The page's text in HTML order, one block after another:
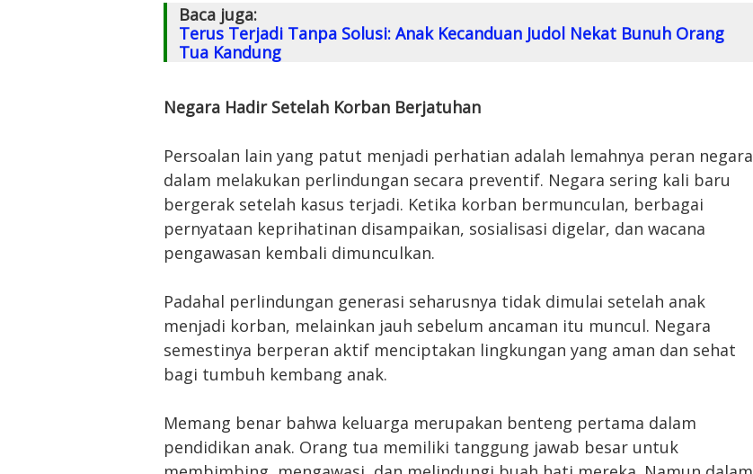
Baca juga:
Terus Terjadi Tanpa Solusi: Anak Kecanduan Judol Nekat Bunuh Orang
Tua Kandung
Negara Hadir Setelah Korban Berjatuhan
Persoalan lain yang patut menjadi perhatian adalah lemahnya peran negara
dalam melakukan perlindungan secara preventif. Negara sering kali baru
bergerak setelah kasus terjadi. Ketika korban bermunculan, berbagai
pernyataan keprihatinan disampaikan, sosialisasi digelar, dan wacana
pengawasan kembali dimunculkan.
Padahal perlindungan generasi seharusnya tidak dimulai setelah anak
menjadi korban, melainkan jauh sebelum ancaman itu muncul. Negara
semestinya berperan aktif menciptakan lingkungan yang aman dan sehat
bagi tumbuh kembang anak.
Memang benar bahwa keluarga merupakan benteng pertama dalam
pendidikan anak. Orang tua memiliki tanggung jawab besar untuk